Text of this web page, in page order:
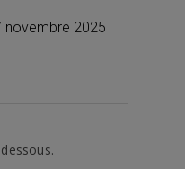
novembre 2025